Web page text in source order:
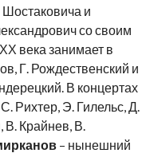
Шостаковича и
со своим
века занимает в
Г. Рождественский и
В концертах
Рихтер, Э. Гилельс, Д.
В. Крайнев, В.
– нынешний